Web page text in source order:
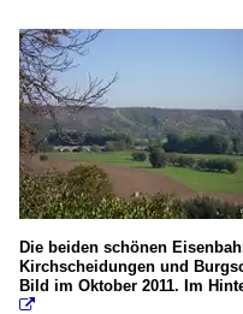
Die beiden schönen
Kirchscheidungen und
Bild im Oktober 2011. Im
